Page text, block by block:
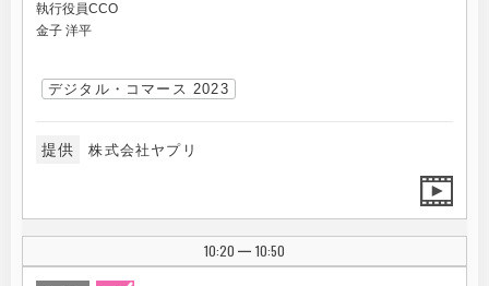
執行役員CCO
金子 洋平
デジタル・コマース 2023
提供 株式会社ヤプリ
10:20 | 10:50